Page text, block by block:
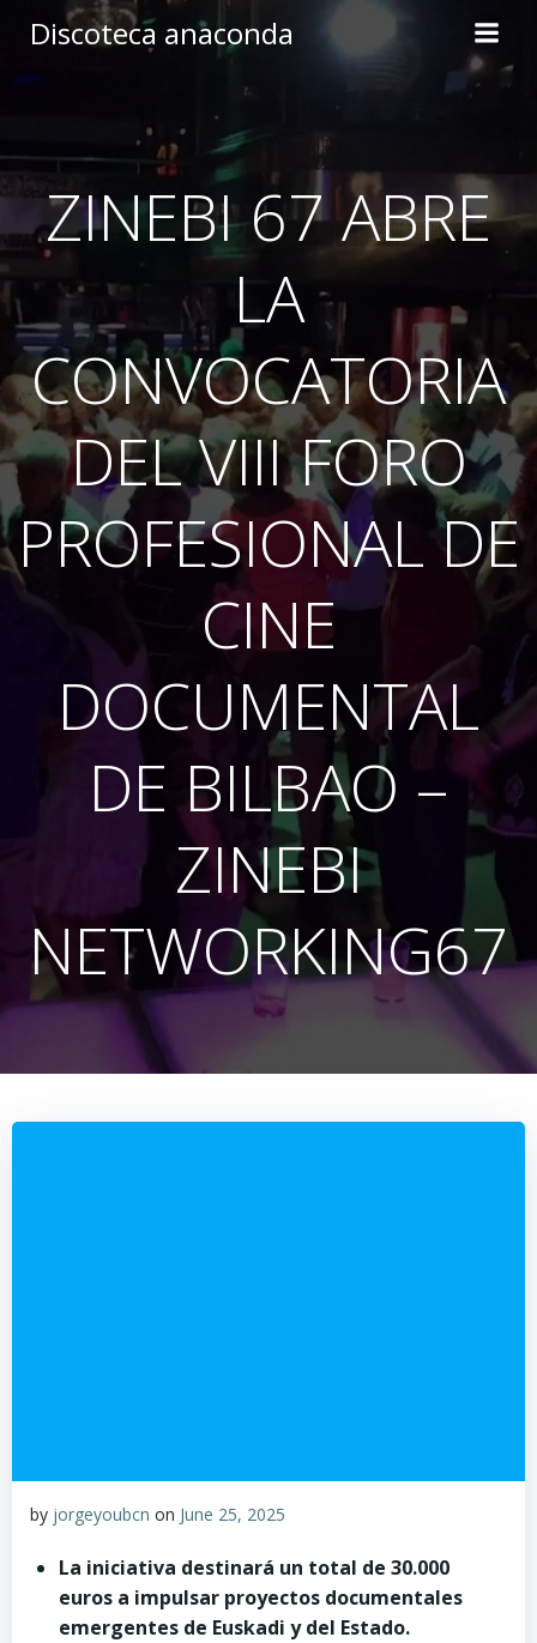
to
Discoteca anaconda
ZINEBI 67 ABRE
LA
CONVOCATORIA
DEL VIII FORO
PROFESIONAL DE
CINE
DOCUMENTAL
DE BILBAO –
ZINEBI
NETWORKING67
by jorgeyoubcn on June 25, 2025
La iniciativa destinará un total de 30.000
euros a impulsar proyectos documentales
emergentes de Euskadi y del Estado.